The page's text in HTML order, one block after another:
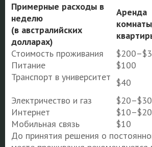
Примерные расходы в
неделю
(в австралийских
долларах)
Аренда
Стоимость проживания
Питание
$100
Транспорт в университет $40
Электричество и газ
$20–$30
Интернет
$10–$20
Мобильная связь
$10
До принятия решения о